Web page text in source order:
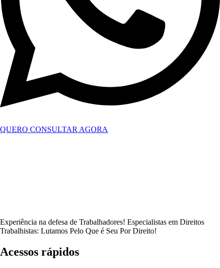
QUERO CONSULTAR AGORA
Experiência na defesa de Trabalhadores! Especialistas em Direitos
Trabalhistas: Lutamos Pelo Que é Seu Por Direito!
Acessos rápidos